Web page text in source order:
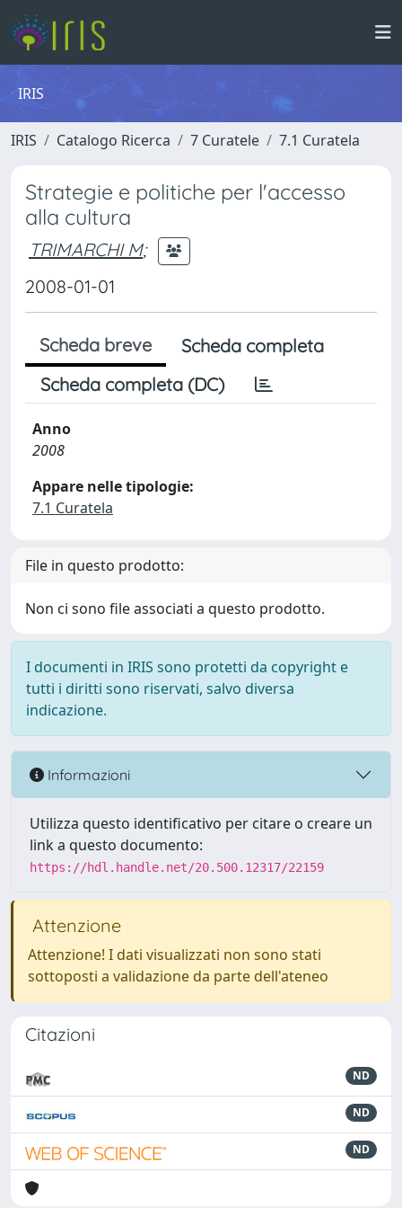
IRIS
IRIS Catalogo Ricerca 7 Curatele 7.1 Curatela
Strategie e politiche per l'accesso
alla cultura
TRIMARCHI M;
2008-01-01
Scheda breve
Scheda completa
Scheda completa (DC)
Anno
2008
Appare nelle tipologie:
7.1 Curatela
File in questo prodotto:
Non ci sono file associati a questo prodotto.
I documenti in IRIS sono protetti da copyright e
tutti i diritti sono riservati, salvo diversa
indicazione.
Informazioni
Utilizza questo identificativo per citare o creare un
link a questo documento:
https://hdl.handle.net/20.500.12317/22159
Attenzione
Attenzione! I dati visualizzati non sono stati
sottoposti a validazione da parte dell'ateneo
Citazioni
ND
ND
ND